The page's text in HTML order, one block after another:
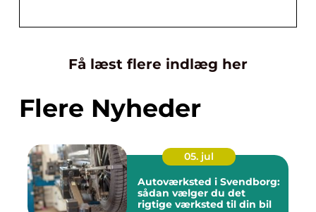
Få læst flere indlæg her
Flere Nyheder
05. jul
Autoværksted i Svendborg:
sådan vælger du det
rigtige værksted til din bil